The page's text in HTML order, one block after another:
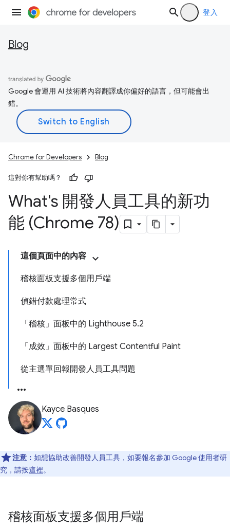
登入
Blog
Google 會運用 AI 技術將內容翻譯成你偏好的語言，但可能會出
錯。
Chrome for Developers Blog
這對你有幫助嗎？
What's 開發人員工具的新功
能 (Chrome 78)
這個頁面中的內容
稽核面板支援多個用戶端
偵錯付款處理常式
「稽核」面板中的 Lighthouse 5.2
「成效」面板中的 Largest Contentful Paint
從主選單回報開發人員工具問題
Kayce Basques
注意： 如想協助改善開發人員工具，如要報名參加 Google 使用者研
究，請按這裡。
稽核面板支援多個用戶端